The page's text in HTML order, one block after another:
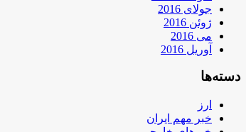
جولای 2016
ژوئن 2016
می 2016
آوریل 2016
دسته‌ها
ارز
خبر مهم ایران